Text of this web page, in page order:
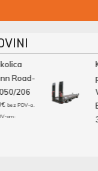
Road-
206
bez PDV-a.
om: